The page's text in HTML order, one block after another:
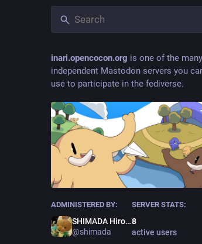
inari.opencocon.org is one of the many
independent Mastodon servers you
use to participate in the fediverse.
ADMINISTERED BY:
SHIMADA Hirofumi
@shimada
SERVER STATS:
8
active users